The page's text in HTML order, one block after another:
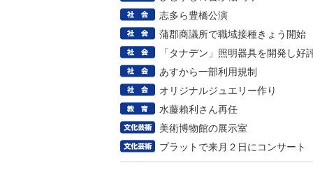
志多ら豊橋公演
蒲郡商議所で職域接種きょう開始
「タナデン」照明器具を開発し好
あすから一部利用規制
オリジナルジュエリー作り
水藤賴利さん再任
美術博物館の展示室
プラットで来月２日にコンサート